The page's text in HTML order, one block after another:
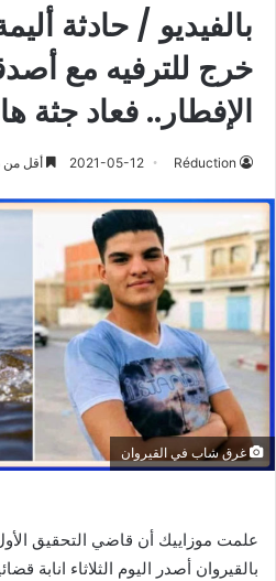
بالفيديو / حادثة
خرج للترفيه مع
الإفطار.. فعاد جثة
Réduction
2021-05-12 أقل من
غرق شاب في القيروان
علمت موزاييك أن قاضي التحقيق الأول
بالقيروان أصدر اليوم الثلاثاء انابة